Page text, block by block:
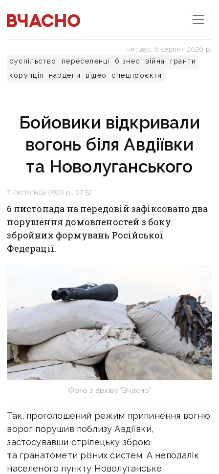
суспільство переселенці бізнес війна
гранти
корупція
нардепи відео спецпроєкти
четвер, 6 серпня 2026 р.
Бойовики відкривали
вогонь біля Авдіївки
та Новолуганського
7 листопада 2020 р., 07:52
6 листопада на передовій зафіксовано два
порушення домовленостей з боку
збройних формувань Російської
Федерації.
Фото з архіву "Вчасно"
Так, проголошений режим припинення вогню
ворог порушив поблизу Авдіївки,
застосувавши стрілецьку зброю
та гранатомети різних систем. А неподалік
населеного пункту Новолуганське